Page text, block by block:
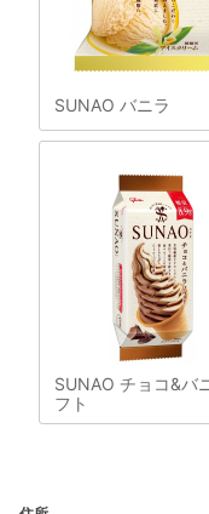
SUNAO バニラ
SUNAO チョコ&バ
フト